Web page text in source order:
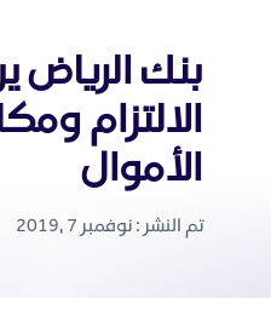
بنك الرياض
الالتزام
الأموال
تم النشر : نوفمبر 7 ,2019